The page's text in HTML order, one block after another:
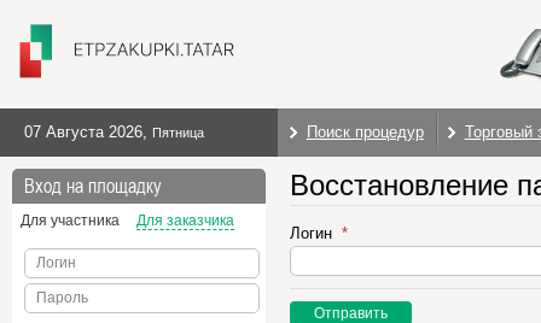
07 Августа 2026, Пятница Поиск процедур Торговый
Вход на площадку
Для участника Для заказчика
Логин
Пароль
Восстановление
Логин
Отправить